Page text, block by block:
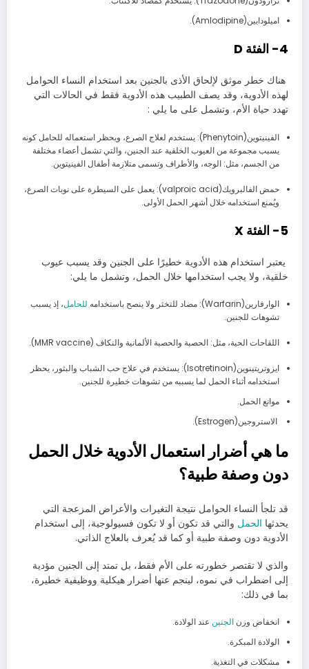
اميلودابين(Amlodipine).
4- الفئة D
هناك خطر موثق لإلحاق الأذى بالجنين بعد استخدام النساء الحوامل
لهذه الأدوية، وقد يصف الطبيب هذه الأدوية فقط في الحالات التي
تهدد حياة الأم، وتشمل على ما يلي :
الفينيتوين(Phenytoin): يستخدم لعلاج الصرع، ويحظر استعماله للحامل كونه
يسبب مجموعة من العيوب الخلقية عند الجنين، والتي تشمل أعضاء مختلفة
من الجسم، مثل: الوجه، والأطراف وتسمى متلازمة أطفال الفينيتوين.
حمض الفالبرويك(valproic acid): يعمل على السيطرة على نوبات الصرع،
ويُمنع استخدامه خلال أشهر الحمل الأولى.
5- الفئة X
يعتبر استخدام هذه الأدوية خطيرًا على الجنين وقد يسبب عيوب
خلقية، ولا يجب استخدامها خلال الحمل، وتشمل ما يلي:
الوارفارين(Warfarin): مضاد للتخثر ولا ينصح باستخدامه للحامل، إذ يسبب
تشوهات للجنين.
اللقاحات الحية، مثل: الحصبة والحصبة الألمانية والنكاف (MMR vaccine).
ايزوتريتينوين(Isotretinoin): يستخدم في علاج حب الشباب والبثور، يحظر
استخدامه أثناء الحمل لما يسببه من تشوهات خطيرة للجنين.
موانع الحمل.
الاستروجين(Estrogen).
ما هي أضرار استعمال الأدوية خلال الحمل
دون وصفة طبية؟
قد تلجأ النساء الحوامل نتيجة التغيرات والأعراض المزعجة التي
يحدثها الحمل والتي قد تكون أو لا تكون فسيولوجية، إلى استخدام
الأدوية دون وصفة طبية أو كما قد يُعرف بالعلاج الذاتي.
والذي لا تقتصر خطورته على الأم فقط، بل تمتد إلى الجنين مؤدية
إلى اضطراب في نموه، لينجم عنها أضرار هيكلية ووظيفية خطيرة،
بما في ذلك:
انخفاض وزنالجنين عند الولادة.
الولادة المبكرة.
مشكلات في التغذية.